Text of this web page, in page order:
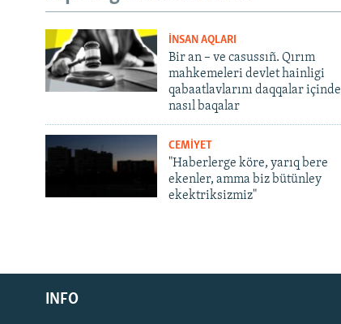
Русский
Українською
İNSAN AQLARI
Bir an – ve casussıñ. Qırım
mahkemeleri devlet hainligi
qabaatlavlarını daqqalar içinde
nasıl baqalar
CEMİYET
"Haberlerge köre, yarıq bere
ekenler, amma biz bütünley
ekektriksizmiz"
INFO